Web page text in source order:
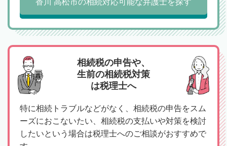
香川 高松市の相続対応可能な弁護士を探す
相続税の申告や、
生前の相続税対策
は税理士へ
特に相続トラブルなどがなく、相続税の申告をスム
ーズにおこないたい、相続税の支払いや対策を検討
したいという場合は税理士へのご相談がおすすめで